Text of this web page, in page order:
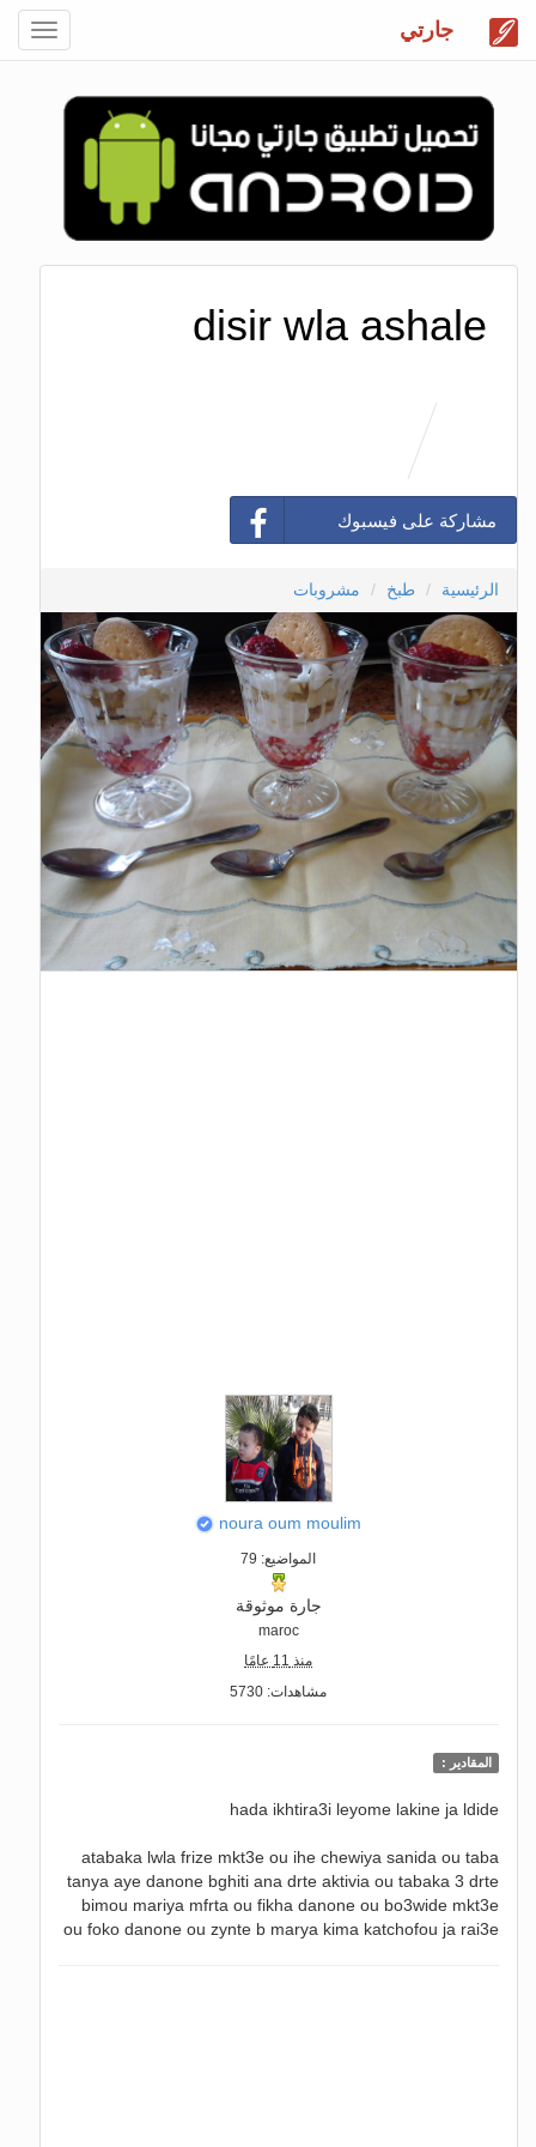
جارتي
disir wla ashale
مشاركة على فيسبوك
الرئيسية طبخ مشروبات
noura oum moulim
المواضيع: 79
جارة موثوقة
maroc
منذ 11 عامًا
مشاهدات: 5730
المقادير :
hada ikhtira3i leyome lakine ja ldide
atabaka lwla frize mkt3e ou ihe chewiya sanida ou taba
tanya aye danone bghiti ana drte aktivia ou tabaka 3 drte
bimou mariya mfrta ou fikha danone ou bo3wide mkt3e
ou foko danone ou zynte b marya kima katchofou ja rai3e